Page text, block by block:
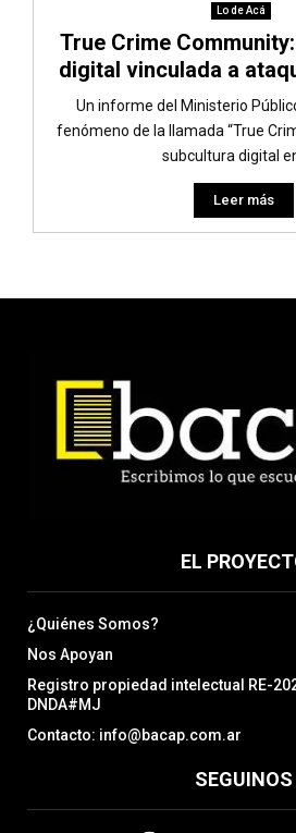
Lo de Acá
True Crime
digital vinculada a
Un informe del Ministerio
fenómeno de la llamada “True
subcultura digital en
Leer más
EL
¿Quiénes Somos?
Nos Apoyan
Registro propiedad intelectual RE-
DNDA#MJ
Contacto: info@bacap.com.ar
SEGUINOS